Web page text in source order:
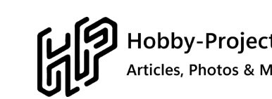
Inhalt
springen